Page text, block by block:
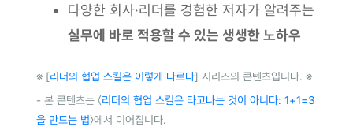
다양한 회사·리더를 경험한 저자가 알려주는
실무에 바로 적용할 수 있는 생생한 노하우
※ [리더의 협업 스킬은 이렇게 다르다] 시리즈의 콘텐츠입니다. ※
- 본 콘텐츠는 〈리더의 협업 스킬은 타고나는 것이 아니다: 1+1=3
을 만드는 법〉에서 이어집니다.